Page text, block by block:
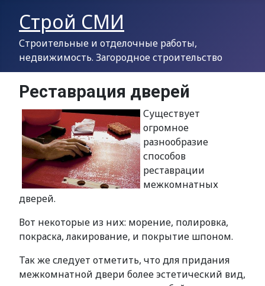
Строй СМИ
Строительные и отделочные работы,
недвижимость. Загородное строительство
Реставрация дверей
Существует
огромное
разнообразие
способов
реставрации
межкомнатных
дверей.
Вот некоторые из них: морение, полировка,
покраска, лакирование, и покрытие шпоном.
Так же следует отметить, что для придания
межкомнатной двери более эстетический вид,